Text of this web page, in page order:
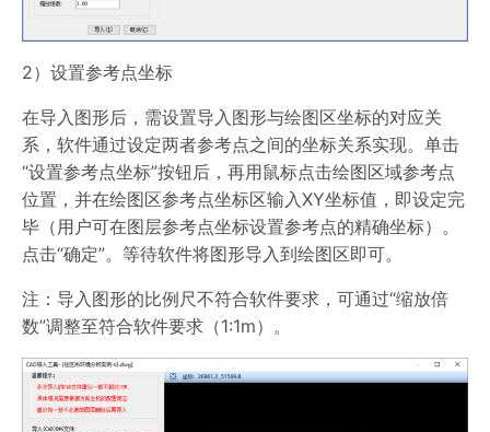
2）设置参考点坐标
在导入图形后，需设置导入图形与绘图区坐标的对应关
系，软件通过设定两者参考点之间的坐标关系实现。单击
“设置参考点坐标”按钮后，再用鼠标点击绘图区域参考点
位置，并在绘图区参考点坐标区输入XY坐标值，即设定完
毕（用户可在图层参考点坐标设置参考点的精确坐标）。
点击“确定”。等待软件将图形导入到绘图区即可。
注：导入图形的比例尺不符合软件要求，可通过“缩放倍
数”调整至符合软件要求（1:1m）。